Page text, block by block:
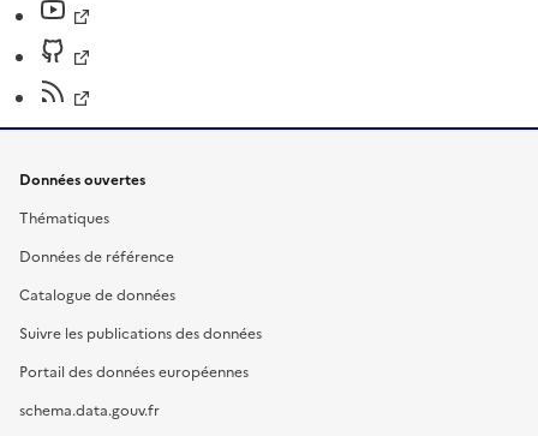
Données ouvertes
Thématiques
Données de référence
Catalogue de données
Suivre les publications des données
Portail des données européennes
schema.data.gouv.fr